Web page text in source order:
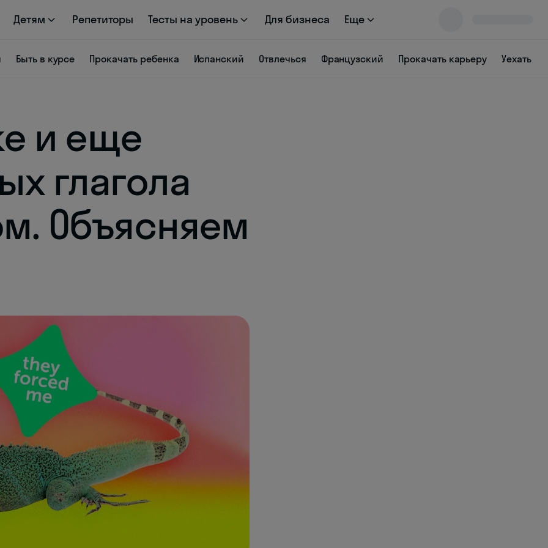
Детям Репетиторы Тесты на уровень Для бизнеса Еще
Быть в курсе Прокачать ребенка Испанский Отвлечься Французский Прокачать карьеру Уехать
и еще
глагола
Объясняем